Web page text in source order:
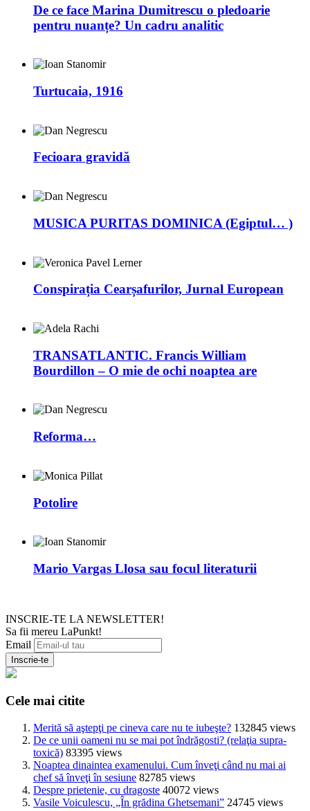
De ce face Marina Dumitrescu o pledoarie
pentru nuanțe? Un cadru analitic
Turtucaia, 1916
Fecioara gravidă
MUSICA PURITAS DOMINICA (Egiptul… )
Conspirația Cearșafurilor, Jurnal European
TRANSATLANTIC. Francis William
Bourdillon – O mie de ochi noaptea are
Reforma…
Potolire
Mario Vargas Llosa sau focul literaturii
INSCRIE-TE LA NEWSLETTER!
Sa fii mereu LaPunkt!
Email
Cele mai citite
Merită să aştepţi pe cineva care nu te iubeşte? 132845 views
De ce unii oameni nu se mai pot îndrăgosti? (relaţia supra-
toxică) 83395 views
Noaptea dinaintea examenului. Cum înveţi când nu mai ai
chef să înveţi în sesiune 82785 views
Despre prietenie, cu dragoste 40072 views
Vasile Voiculescu, „În grădina Ghetsemani” 24745 views